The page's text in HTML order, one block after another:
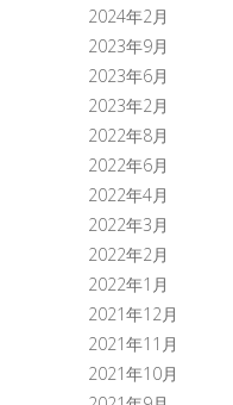
2024年2月
2023年9月
2023年6月
2023年2月
2022年8月
2022年6月
2022年4月
2022年3月
2022年2月
2022年1月
2021年12月
2021年11月
2021年10月